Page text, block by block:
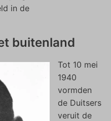
in de
buitenland
Tot 10 mei
1940
vormden
de Duitsers
veruit de